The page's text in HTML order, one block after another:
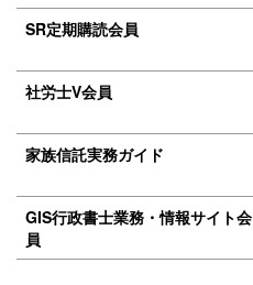
SR定期購読会員
社労士V会員
家族信託実務ガイド
GIS行政書士業務・情報サイト会
員